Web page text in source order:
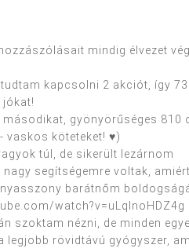
mindig élvezet
kapcsolni 2 akciót, így
jókat!
gyönyörűséges
vaskos köteteket! ♥)
túl, de sikerült lezárnom
nagy segítségemre voltak,
barátnőm
szoktam nézni, de minden
legjobb rövidtávú gyógyszer,